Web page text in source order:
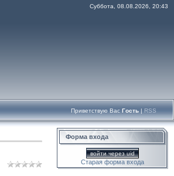
Суббота, 08.08.2026, 20:43
Приветствую Вас Гость | RSS
Форма входа
войти через uid
Старая форма входа